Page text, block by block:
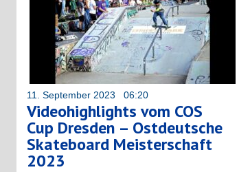
11. September 2023 06:20
Videohighlights vom COS
Cup Dresden – Ostdeutsche
Skateboard Meisterschaft
2023